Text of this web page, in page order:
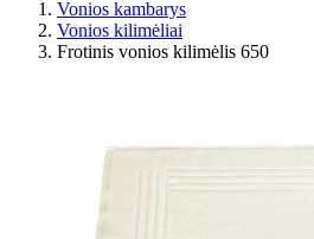
Vonios kambarys
Vonios kilimėliai
Frotinis vonios kilimėlis 650